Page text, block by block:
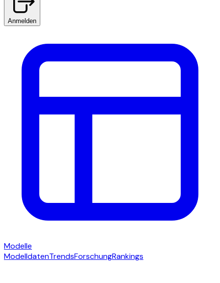
Anmelden
Modelle
ModelldatenTrendsForschungRankings